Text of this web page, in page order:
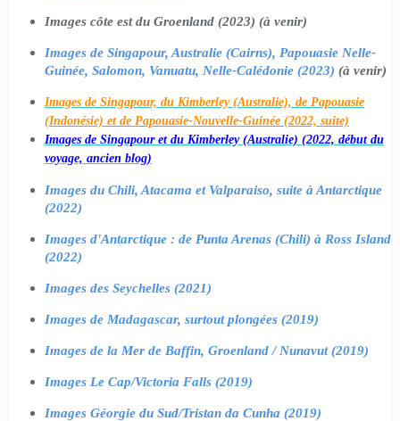
Images côte est du Groenland (2023) (à venir)
Images de Singapour, Australie (Cairns), Papouasie Nelle-
Guinée, Salomon, Vanuatu, Nelle-Calédonie (2023) (à venir)
Images de Singapour, du Kimberley (Australie), de Papouasie
(Indonésie) et de Papouasie-Nouvelle-Guinée (2022, suite)
Images de Singapour et du Kimberley (Australie) (2022, début du
voyage, ancien blog)
Images du Chili, Atacama et Valparaiso, suite à Antarctique
(2022)
Images d'Antarctique : de Punta Arenas (Chili) à Ross Island
(2022)
Images des Seychelles (2021)
Images de Madagascar, surtout plongées (2019)
Images de la Mer de Baffin, Groenland / Nunavut (2019)
Images Le Cap/Victoria Falls (2019)
Images Géorgie du Sud/Tristan da Cunha (2019)